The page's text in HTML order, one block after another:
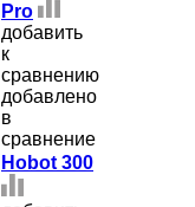
Pro
добавить
к
сравнению
добавлено
в
сравнение
Hobot 300